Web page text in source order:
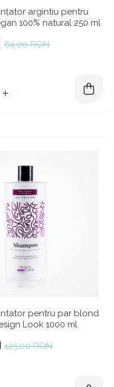
argintiu pentru
100% natural 250 ml
64,00 RON
pentru par blond
Look 1000 ml
125,00 RON